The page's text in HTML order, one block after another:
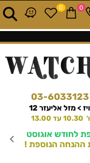
03-6033123
לחודש אוגוסט
ההנחה הנוספת !
0 0